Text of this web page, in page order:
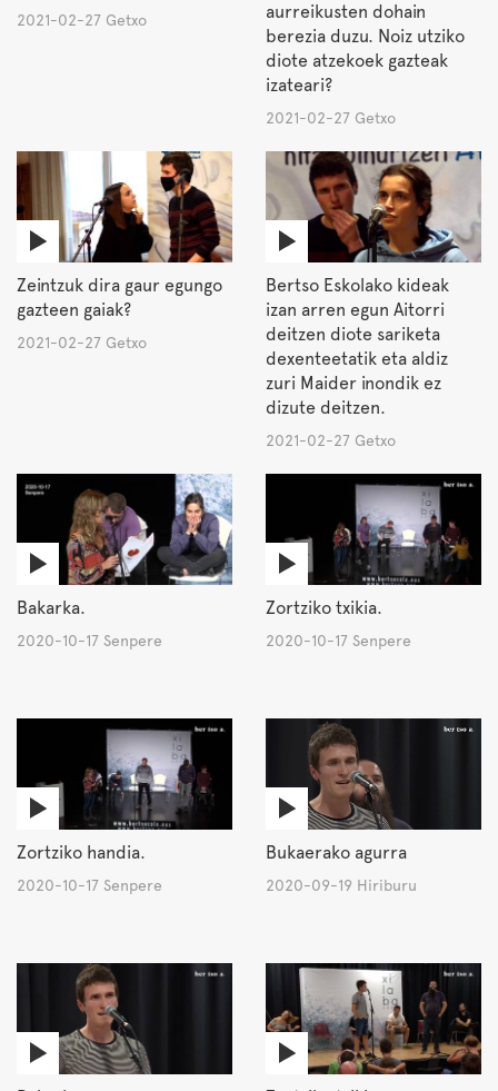
2021-02-27 Getxo
aurreikusten dohain
berezia duzu. Noiz utziko
diote atzekoek gazteak
izateari?
2021-02-27 Getxo
Zeintzuk dira gaur egungo
gazteen gaiak?
2021-02-27 Getxo
Bertso Eskolako kideak
izan arren egun Aitorri
deitzen diote sariketa
dexenteetatik eta aldiz
zuri Maider inondik ez
dizute deitzen.
2021-02-27 Getxo
Bakarka.
2020-10-17 Senpere
Zortziko txikia.
2020-10-17 Senpere
Zortziko handia.
2020-10-17 Senpere
Bukaerako agurra
2020-09-19 Hiriburu